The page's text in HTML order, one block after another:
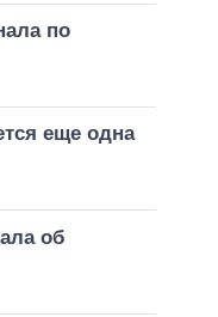
по
еще одна
об